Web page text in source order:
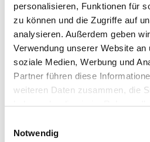
personalisieren, Funktionen für
zu können und die Zugriffe auf
analysieren. Außerdem geben
Verwendung unserer Website
soziale Medien, Werbung und
Partner führen diese
weiteren Daten zusammen, die
haben oder die sie im Rahmen
Notwendig
Belegungskalender
Reisedauer auswählen
Anzahl Reisende auswählen
Anreisetag im
Bitte beachten Sie, dass sich bei